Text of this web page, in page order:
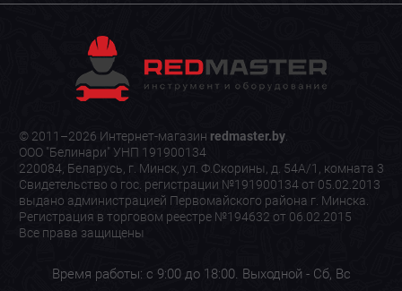
© 2011–2026 Интернет-магазин redmaster.by.
ООО "Белинари" УНП 191900134
220084, Беларусь, г. Минск, ул. Ф.Скорины, д. 54А/1, комната 3
Свидетельство о гос. регистрации №191900134 от 05.02.2013
выдано администрацией Первомайского района г. Минска.
Регистрация в торговом реестре №194632 от 06.02.2015
Все права защищены
Время работы: с 9:00 до 18:00. Выходной - Сб, Вс